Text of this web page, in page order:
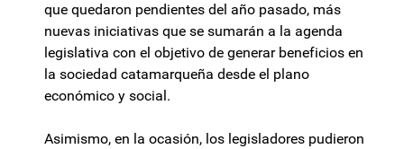
que quedaron pendientes del año pasado, más
nuevas iniciativas que se sumarán a la agenda
legislativa con el objetivo de generar beneficios en
la sociedad catamarqueña desde el plano
económico y social.
Asimismo, en la ocasión, los legisladores pudieron